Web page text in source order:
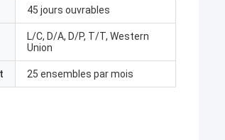
45 jours ouvrables
L/C, D/A, D/P, T/T, Western
Union
25 ensembles par mois